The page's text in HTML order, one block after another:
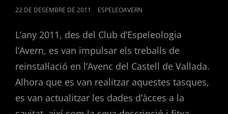
POSTED
22 DE DESEMBRE DE 2011 ESPELEOAVERN
L’any 2011, des del Club d’Espeleologia
l’Avern, es van impulsar els treballs de
reinstal·lació en l’Avenc del Castell de Vallada.
Alhora que es van realitzar aquestes tasques,
es van actualitzar les dades d’àcces a la